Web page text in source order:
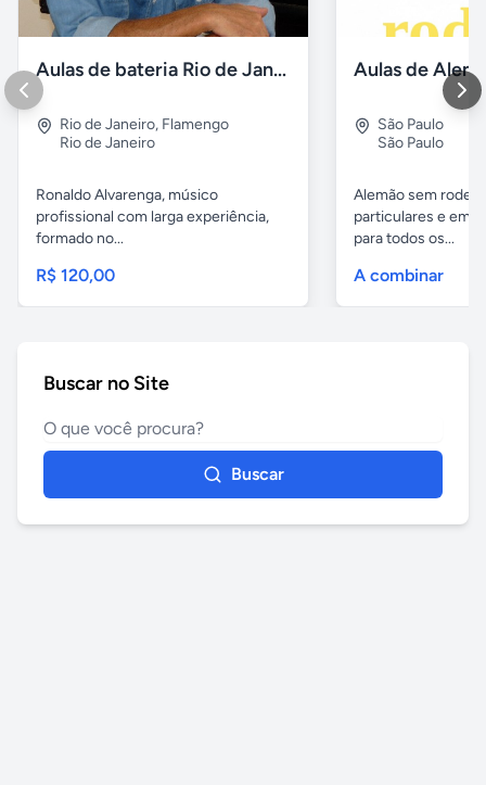
Aulas de bateria Rio de Janeiro
Rio de Janeiro, Flamengo
Rio de Janeiro
Ronaldo Alvarenga, músico
profissional com larga experiência,
formado no...
R$ 120,00
São Paulo
São Paulo
Alemão sem
particulares e em
para todos os...
A combinar
Buscar no Site
Buscar